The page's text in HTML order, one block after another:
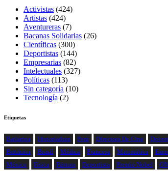
Activistas (424)
Artistas (424)
Aventureras (7)
Bacanas Solidarias (26)
Científicas (300)
Deportistas (144)
Empresarias (82)
Intelectuales (327)
Políticas (113)
Sin categoría (10)
Tecnología (2)
Etiquetas
Bailarina Historiadora Perú Directora De Cine
Británica
Brasil Médica Francesa Matemática
México
Física Pintora Deportista Premio Nobel